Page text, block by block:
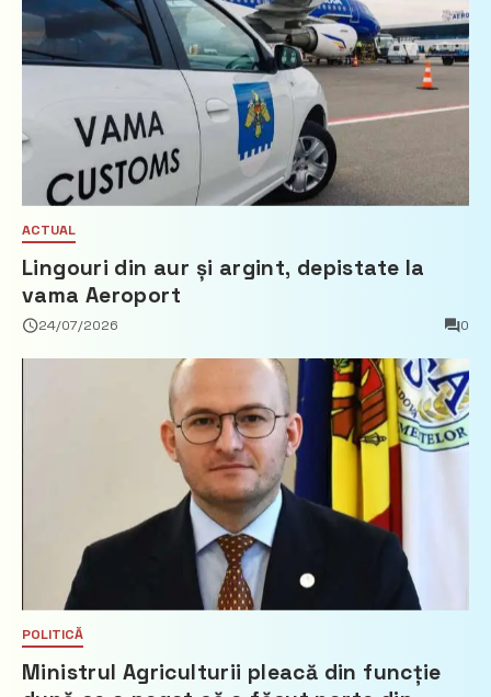
ACTUAL
Lingouri din aur și argint, depistate la
vama Aeroport
24/07/2026 0
POLITICĂ
Ministrul Agriculturii pleacă din funcție